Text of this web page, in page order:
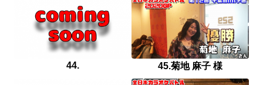
44. 45.菊地 麻子 様